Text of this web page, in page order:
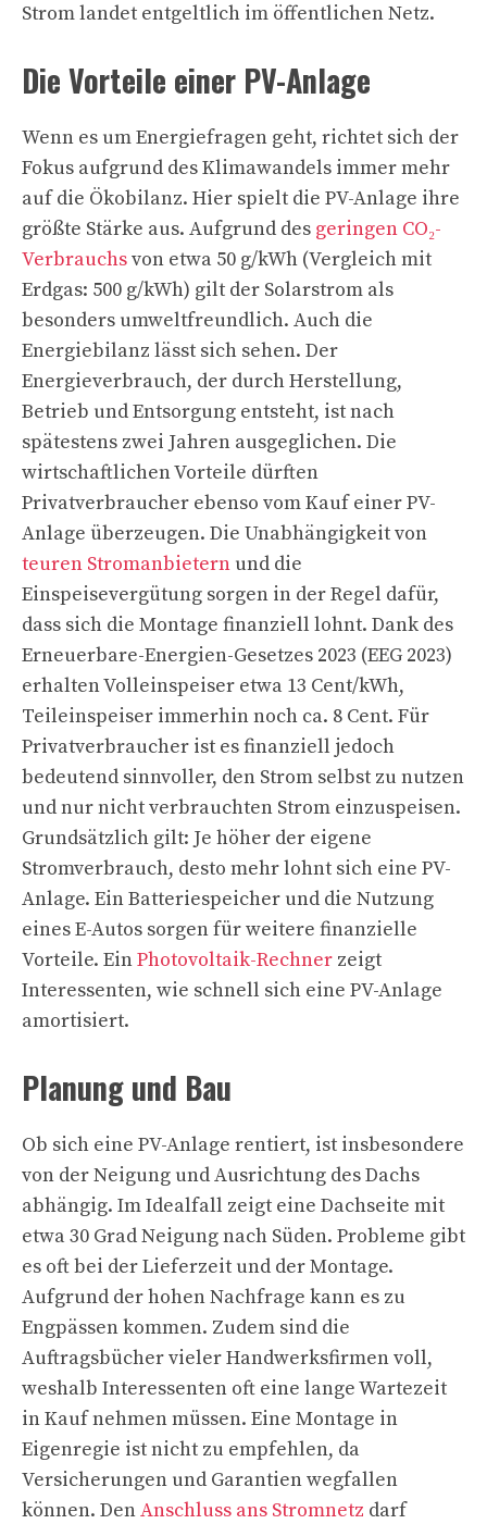
Strom landet entgeltlich im öffentlichen Netz.
Die Vorteile einer PV-Anlage
Wenn es um Energiefragen geht, richtet sich der
Fokus aufgrund des Klimawandels immer mehr
auf die Ökobilanz. Hier spielt die PV-Anlage ihre
größte Stärke aus. Aufgrund des geringen CO₂-
Verbrauchsvon etwa 50 g/kWh (Vergleich mit
Erdgas: 500 g/kWh) gilt der Solarstrom als
besonders umweltfreundlich. Auch die
Energiebilanz lässt sich sehen. Der
Energieverbrauch, der durch Herstellung,
Betrieb und Entsorgung entsteht, ist nach
spätestens zwei Jahren ausgeglichen. Die
wirtschaftlichen Vorteile dürften
Privatverbraucher ebenso vom Kauf einer PV-
Anlage überzeugen. Die Unabhängigkeit von
teuren Stromanbietern und die
Einspeisevergütung sorgen in der Regel dafür,
dass sich die Montage finanziell lohnt. Dank des
Erneuerbare-Energien-Gesetzes 2023 (EEG 2023)
erhalten Volleinspeiser etwa 13 Cent/kWh,
Teileinspeiser immerhin noch ca. 8 Cent. Für
Privatverbraucher ist es finanziell jedoch
bedeutend sinnvoller, den Strom selbst zu nutzen
und nur nicht verbrauchten Strom einzuspeisen.
Grundsätzlich gilt: Je höher der eigene
Stromverbrauch, desto mehr lohnt sich eine PV-
Anlage. Ein Batteriespeicher und die Nutzung
eines E-Autos sorgen für weitere finanzielle
Vorteile. EinPhotovoltaik-Rechner zeigt
Interessenten, wie schnell sich eine PV-Anlage
amortisiert.
Planung und Bau
Ob sich eine PV-Anlage rentiert, ist insbesondere
von der Neigung und Ausrichtung des Dachs
abhängig. Im Idealfall zeigt eine Dachseite mit
etwa 30 Grad Neigung nach Süden. Probleme gibt
es oft bei der Lieferzeit und der Montage.
Aufgrund der hohen Nachfrage kann es zu
Engpässen kommen. Zudem sind die
Auftragsbücher vieler Handwerksfirmen voll,
weshalb Interessenten oft eine lange Wartezeit
in Kauf nehmen müssen. Eine Montage in
Eigenregie ist nicht zu empfehlen, da
Versicherungen und Garantien wegfallen
können. DenAnschluss ans Stromnetz darf